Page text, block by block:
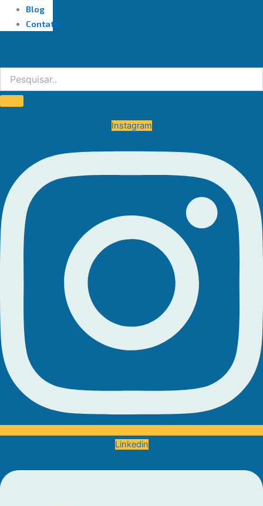
Blog
Contato
Instagram
Linkedin